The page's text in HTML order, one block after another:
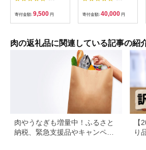
寄付金額: 9,500 円
和牛 牛肉 霜降り 赤身
お肉 ギフト お取り寄
せ プレゼント 今野畜
産 福島 bp002-aa
寄付金額: 40,000 円
肉の返礼品に関連している記事の紹
肉やうなぎも増量中！ふるさと
納税、緊急支援品やキャンペー
り